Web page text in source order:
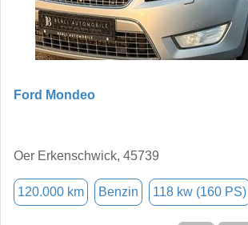
Ford Mondeo
Oer Erkenschwick, 45739
120.000 km Benzin 118 kw (160 PS)